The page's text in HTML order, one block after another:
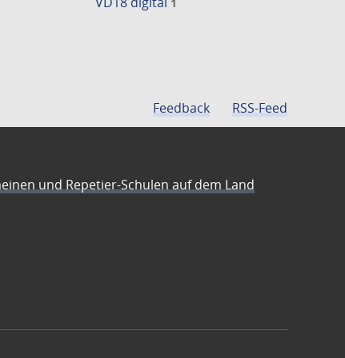
Feedback RSS-Feed
und Repetier-Schulen auf dem Land